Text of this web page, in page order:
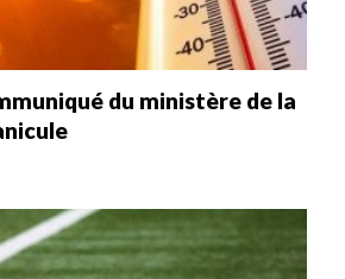
du ministère de la